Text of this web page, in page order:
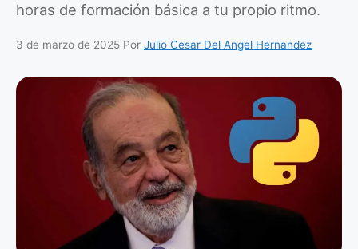
horas de formación básica a tu propio ritmo.
3 de marzo de 2025 Por Julio Cesar Del Angel Hernandez